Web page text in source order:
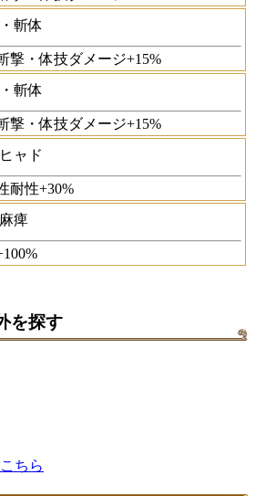
斬体
撃・体技ダメージ+15%
斬体
撃・体技ダメージ+15%
ャド
耐性+30%
痺
を探す
ちら